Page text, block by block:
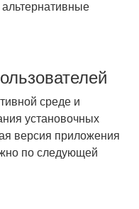
среде и
установочных
версия приложения
по следующей